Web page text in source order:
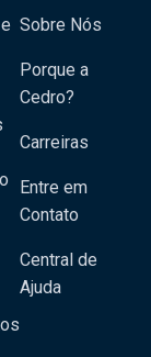
Sobre Nós
Porque a
Cedro?
Carreiras
Entre em
Contato
Central de
Ajuda